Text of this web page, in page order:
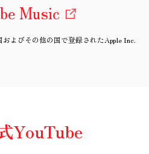
Music
およびその他の国で登録されたApple Inc.
YouTube